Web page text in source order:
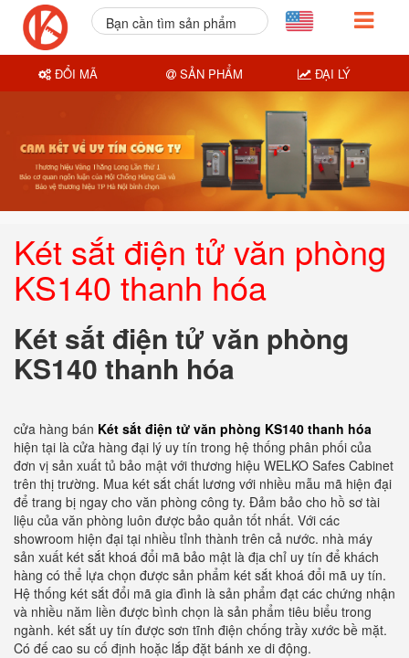
Két sắt điện tử văn phòng
KS140 thanh hóa
Két sắt điện tử văn phòng
KS140 thanh hóa
cửa hàng bán Két sắt điện tử văn phòng KS140 thanh hóa
hiện tại là cửa hàng đại lý uy tín trong hệ thống phân phối của
đơn vị sản xuất tủ bảo mật với thương hiệu WELKO Safes Cabinet
trên thị trường. Mua két sắt chất lương với nhiều mẫu mã hiện đại
để trang bị ngay cho văn phòng công ty. Đảm bảo cho hồ sơ tài
liệu của văn phòng luôn được bảo quản tốt nhất. Với các
showroom hiện đại tại nhiều tỉnh thành trên cả nước. nhà máy
sản xuất két sắt khoá đổi mã bảo mật là địa chỉ uy tín để khách
hàng có thể lựa chọn được sản phẩm két sắt khoá đổi mã uy tín.
Hệ thống két sắt đổi mã gia đình là sản phẩm đạt các chứng nhận
và nhiều năm liền được bình chọn là sản phẩm tiêu biểu trong
ngành. két sắt uy tín được sơn tĩnh điện chống trầy xước bề mặt.
Có đế cao su cố định hoặc lắp đặt bánh xe di động.
Bạn cần tìm sản phẩm
ĐỔI MÃ SẢN PHẨM ĐẠI LÝ